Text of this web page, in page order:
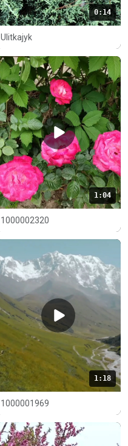
0:14
Ulitkajyk
1:04
1000002320
1:18
1000001969